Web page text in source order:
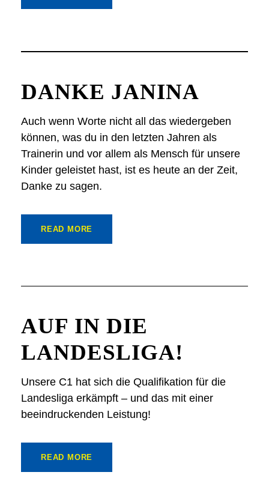
DANKE JANINA
Auch wenn Worte nicht all das wiedergeben
können, was du in den letzten Jahren als
Trainerin und vor allem als Mensch für unsere
Kinder geleistet hast, ist es heute an der Zeit,
Danke zu sagen.
READ MORE
AUF IN DIE
LANDESLIGA!
Unsere C1 hat sich die Qualifikation für die
Landesliga erkämpft – und das mit einer
beeindruckenden Leistung!
READ MORE